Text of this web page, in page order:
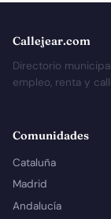
Callejear.com
Directorio
empleo, renta y
Comunidades
Cataluña
Madrid
Andalucía